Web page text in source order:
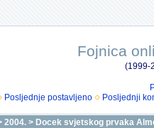
Fojnica
(1999-
Posljednje postavljeno Posljednji
2004. > Docek svjetskog prvaka